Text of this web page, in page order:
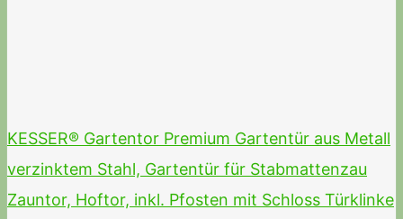
KESSER® Gartentor Premium Gartentür aus Metall
verzinktem Stahl, Gartentür für Stabmattenzau
Zauntor, Hoftor, inkl. Pfosten mit Schloss Türklinke